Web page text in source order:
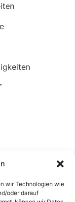
wir Technologien wie
oder darauf